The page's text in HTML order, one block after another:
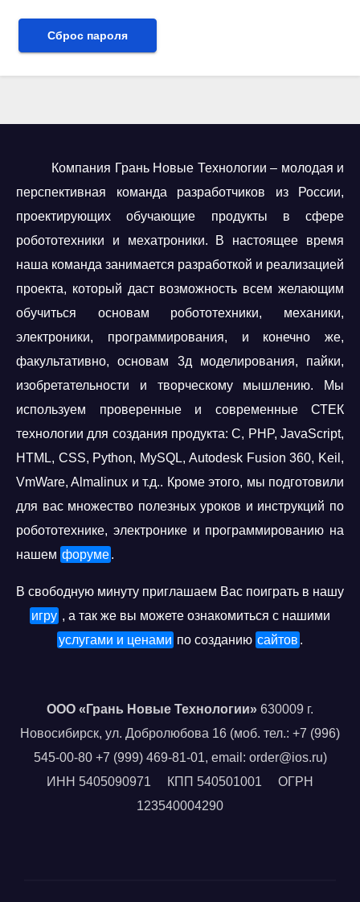
Сброс пароля
Компания Грань Новые Технологии – молодая и
перспективная команда разработчиков из России,
проектирующих обучающие продукты в сфере
робототехники и мехатроники. В настоящее время
наша команда занимается разработкой и реализацией
проекта, который даст возможность всем желающим
обучиться основам робототехники, механики,
электроники, программирования, и конечно же,
факультативно, основам 3д моделирования, пайки,
изобретательности и творческому мышлению. Мы
используем проверенные и современные СТЕК
технологии для создания продукта: C, PHP, JavaScript,
HTML, CSS, Python, MySQL, Autodesk Fusion 360, Keil,
VmWare, Almalinux и т.д.. Кроме этого, мы подготовили
для вас множество полезных уроков и инструкций по
робототехнике, электронике и программированию на
нашем форуме.
В свободную минуту приглашаем Вас поиграть в нашу
игру , а так же вы можете ознакомиться с нашими
услугами и ценами по созданию сайтов .
OOO «Грань Новые Технологии» 630009 г.
Новосибирск, ул. Добролюбова 16 (моб. тел.: +7 (996)
545-00-80 +7 (999) 469-81-01, email: order@ios.ru)
ИНН 5405090971 КПП 540501001 ОГРН
123540004290